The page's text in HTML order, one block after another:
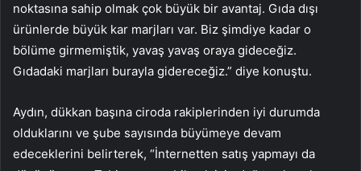
noktasına sahip olmak çok büyük bir avantaj. Gıda dışı
ürünlerde büyük kar marjları var. Biz şimdiye kadar o
bölüme girmemiştik, yavaş yavaş oraya gideceğiz.
Gıdadaki marjları burayla gidereceğiz.” diye konuştu.
Aydın, dükkan başına ciroda rakiplerinden iyi durumda
olduklarını ve şube sayısında büyümeye devam
edeceklerini belirterek, “İnternetten satış yapmayı da